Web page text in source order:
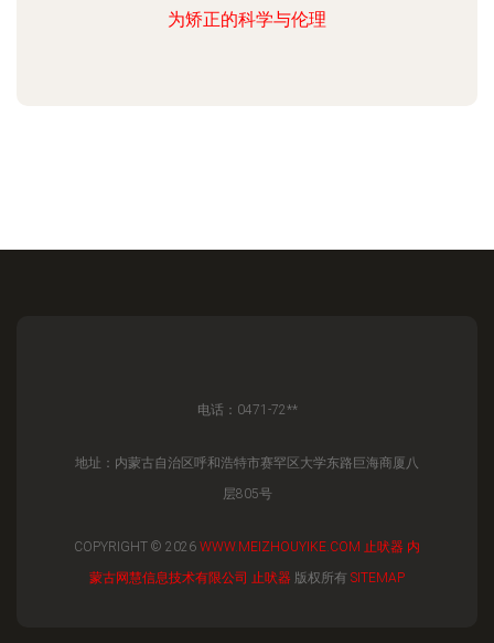
为矫正的科学与伦理
电话：0471-72**
地址：内蒙古自治区呼和浩特市赛罕区大学东路巨海商厦八
层805号
COPYRIGHT © 2026 WWW.MEIZHOUYIKE.COM 止吠器 内
蒙古网慧信息技术有限公司 止吠器 版权所有 SITEMAP